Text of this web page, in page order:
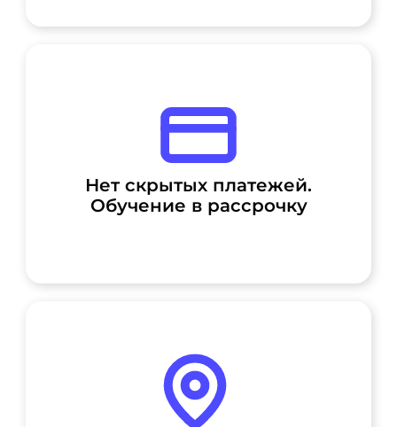
Нет скрытых платежей.
Обучение в рассрочку